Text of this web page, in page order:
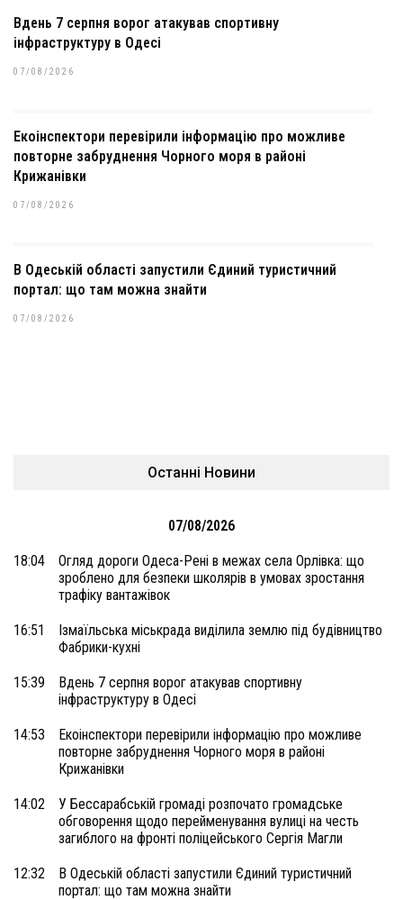
Вдень 7 серпня ворог атакував спортивну
інфраструктуру в Одесі
07/08/2026
Екоінспектори перевірили інформацію про можливе
повторне забруднення Чорного моря в районі
Крижанівки
07/08/2026
В Одеській області запустили Єдиний туристичний
портал: що там можна знайти
07/08/2026
Останні Новини
07/08/2026
18:04
Огляд дороги Одеса-Рені в межах села Орлівка: що
зроблено для безпеки школярів в умовах зростання
трафіку вантажівок
16:51
Ізмаїльська міськрада виділила землю під будівництво
Фабрики-кухні
15:39
Вдень 7 серпня ворог атакував спортивну
інфраструктуру в Одесі
14:53
Екоінспектори перевірили інформацію про можливе
повторне забруднення Чорного моря в районі
Крижанівки
14:02
У Бессарабській громаді розпочато громадське
обговорення щодо перейменування вулиці на честь
загиблого на фронті поліцейського Сергія Магли
12:32
В Одеській області запустили Єдиний туристичний
портал: що там можна знайти